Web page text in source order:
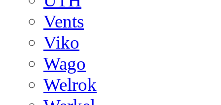
Vents
Viko
Wago
Welrok